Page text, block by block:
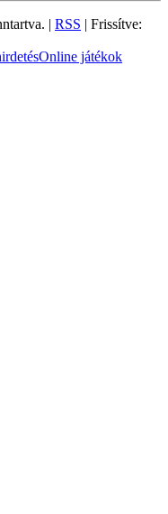
| RSS | Frissítve:
Online játékok